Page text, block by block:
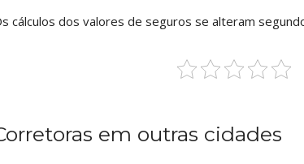
cálculos dos valores de seguros se alteram
em outras cidades